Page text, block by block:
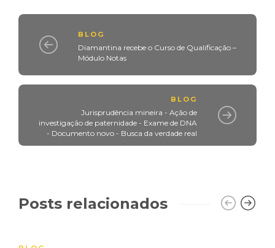
BLOG
Diamantina recebe o Curso de Qualificação –
Módulo Notas
BLOG
Jurisprudência mineira - Ação de
investigação de paternidade - Exame de DNA
- Documento novo - Busca da verdade real
Posts relacionados